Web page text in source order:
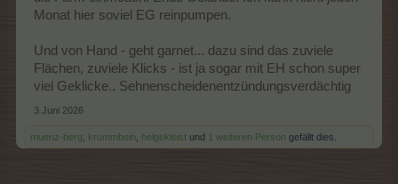
Monat hier soviel EG reinpumpen.
Und von Hand - geht garnet... dazu sind das zuviele
Flächen, zuviele Klicks - ist ja sogar mit EH schon super
viel Geklicke.. Sehnenscheidenentzündungsverdächtig
3 Juni 2026
muenz-berg krummbein helgekleist und 1 weiteren Person gefällt dies.